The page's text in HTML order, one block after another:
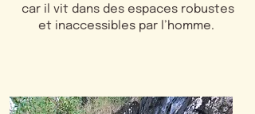
car il vit dans des espaces robustes
et inaccessibles par l’homme.